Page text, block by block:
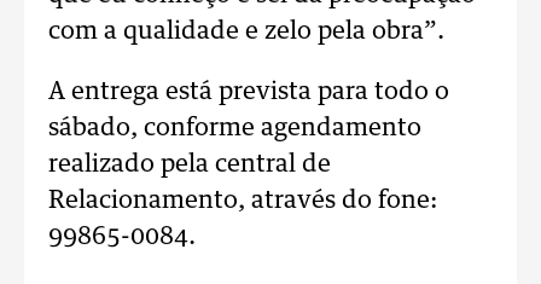
com a qualidade e zelo pela obra”.
A entrega está prevista para todo o
sábado, conforme agendamento
realizado pela central de
Relacionamento, através do fone:
99865-0084.